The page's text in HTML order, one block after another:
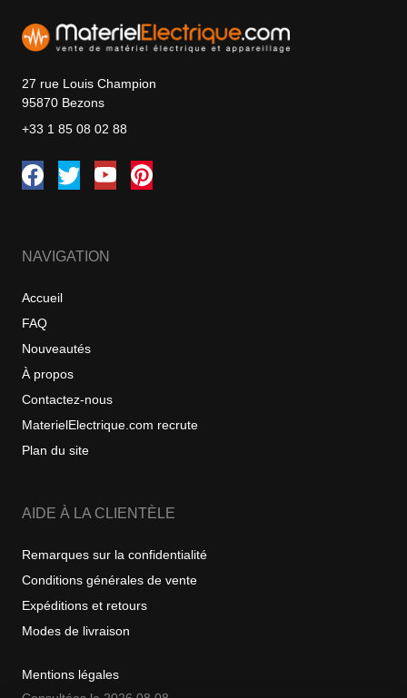
27 rue Louis Champion
95870 Bezons
+33 1 85 08 02 88
NAVIGATION
Accueil
FAQ
Nouveautés
À propos
Contactez-nous
MaterielElectrique.com recrute
Plan du site
AIDE À LA CLIENTÈLE
Remarques sur la confidentialité
Conditions générales de vente
Expéditions et retours
Modes de livraison
Mentions légales